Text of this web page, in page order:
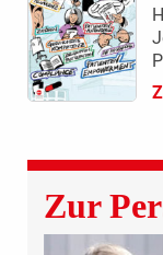
Zur